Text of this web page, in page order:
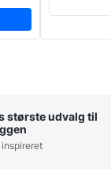
største udvalg til